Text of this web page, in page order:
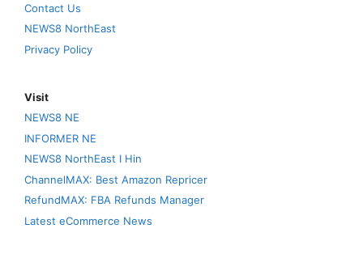
Contact Us
NEWS8 NorthEast
Privacy Policy
Visit
NEWS8 NE
INFORMER NE
NEWS8 NorthEast I Hin
ChannelMAX: Best Amazon Repricer
RefundMAX: FBA Refunds Manager
Latest eCommerce News